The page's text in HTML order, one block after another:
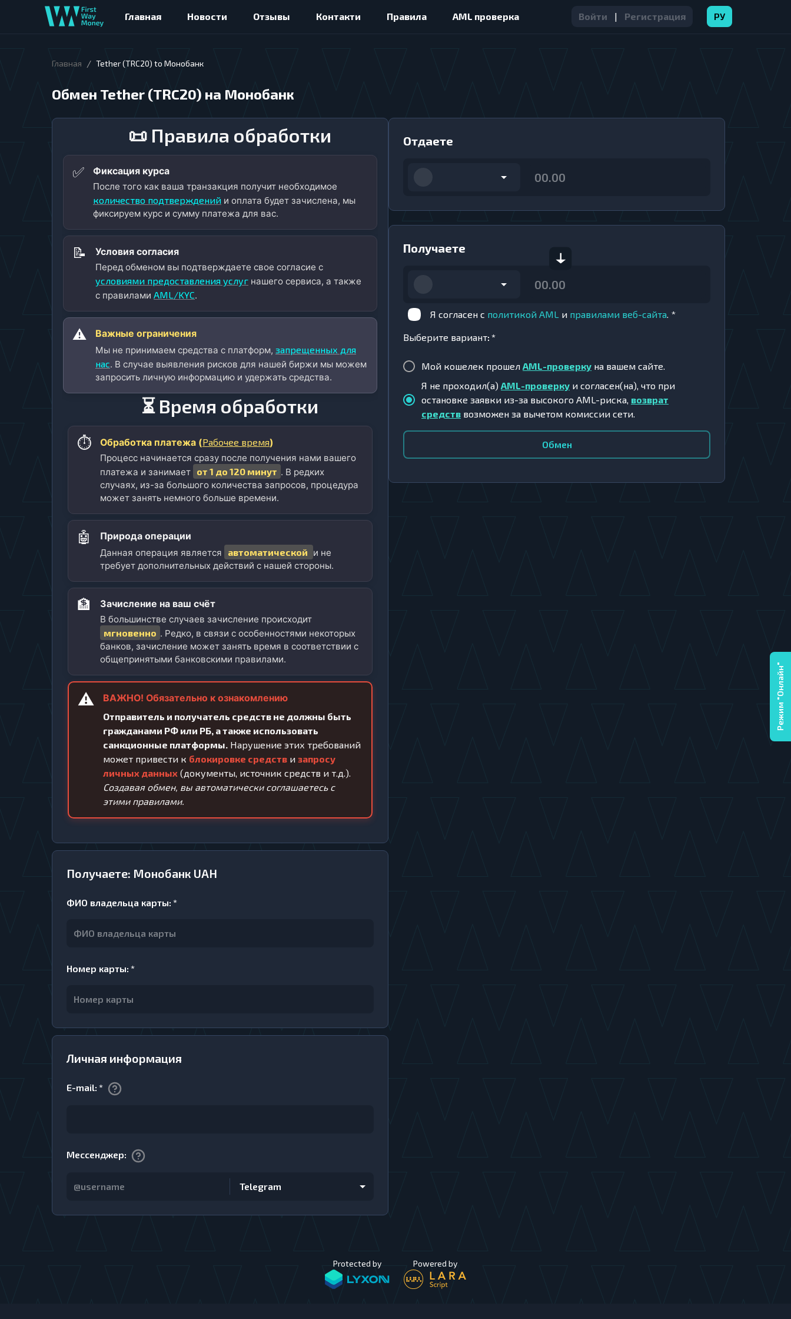
Главная Новости Отзывы Контакти Правила AML проверка Войти | Регистрация РУ
Главная / Tether (TRC20) to Монобанк
Обмен Tether (TRC20) на Монобанк
📜 Правила обработки
✅
Фиксация курса
После того как ваша транзакция получит необходимое
количество подтверждений и оплата будет зачислена, мы
фиксируем курс и сумму платежа для вас.
📝
Условия согласия
Перед обменом вы подтверждаете свое согласие с
условиями предоставления услуг нашего сервиса, а также
с правилами AML/KYC.
⚠️
Важные ограничения
Мы не принимаем средства с платформ, запрещенных для
нас. В случае выявления рисков для нашей биржи мы можем
запросить личную информацию и удержать средства.
⏳ Время обработки
⏱️ Обработка платежа (Рабочее время)
Процесс начинается сразу после получения нами вашего
платежа и занимает от 1 до 120 минут . В редких
случаях, из-за большого количества запросов, процедура
может занять немного больше времени.
🤖
Природа операции
Данная операция является
автоматической и не
требует дополнительных действий с нашей стороны.
🏦
Зачисление на ваш счёт
В большинстве случаев зачисление происходит
мгновенно . Редко, в связи с особенностями некоторых
банков, зачисление может занять время в соответствии с
общепринятыми банковскими правилами.
⚠️
ВАЖНО! Обязательно к ознакомлению
Отправитель и получатель средств не должны быть
гражданами РФ или РБ, а также использовать
санкционные платформы. Нарушение этих требований
может привести к блокировке средств и запросу
личных данных (документы, источник средств и т.д.).
Создавая обмен, вы автоматически соглашаетесь с
этими правилами.
Получаете: Монобанк UAH
ФИО владельца карты: *
Номер карты: *
Личная информация
E-mail: *
Мессенджер:
Telegram
Отдаете
Получаете
Я согласен с политикой AML и правилами веб-сайта. *
Выберите вариант: *
Мой кошелек прошел AML-проверку на вашем сайте.
Я не проходил(а) AML-проверку и согласен(на), что при
остановке заявки из-за высокого AML-риска, возврат
средств возможен за вычетом комиссии сети.
Обмен
Protected by Powered by
Режим "Онлайн"